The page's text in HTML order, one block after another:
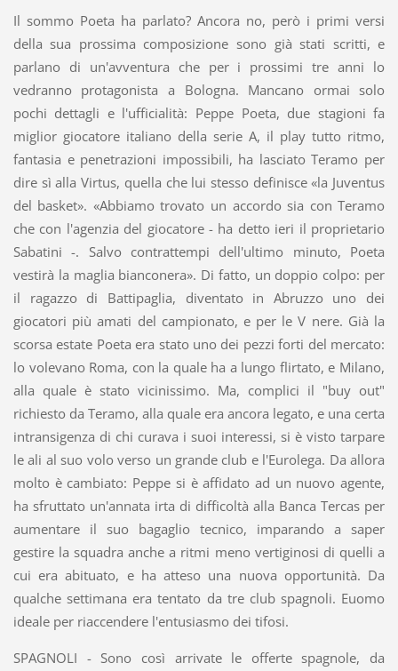
Il sommo Poeta ha parlato? Ancora no, però i primi versi
della sua prossima composizione sono già stati scritti, e
parlano di un'avventura che per i prossimi tre anni lo
vedranno protagonista a Bologna. Mancano ormai solo
pochi dettagli e l'ufficialità: Peppe Poeta, due stagioni fa
miglior giocatore italiano della serie A, il play tutto ritmo,
fantasia e penetrazioni impossibili, ha lasciato Teramo per
dire sì alla Virtus, quella che lui stesso definisce «la Juventus
del basket». «Abbiamo trovato un accordo sia con Teramo
che con l'agenzia del giocatore - ha detto ieri il proprietario
Sabatini -. Salvo contrattempi dell'ultimo minuto, Poeta
vestirà la maglia bianconera». Di fatto, un doppio colpo: per
il ragazzo di Battipaglia, diventato in Abruzzo uno dei
giocatori più amati del campionato, e per le V nere. Già la
scorsa estate Poeta era stato uno dei pezzi forti del mercato:
lo volevano Roma, con la quale ha a lungo flirtato, e Milano,
alla quale è stato vicinissimo. Ma, complici il "buy out"
richiesto da Teramo, alla quale era ancora legato, e una certa
intransigenza di chi curava i suoi interessi, si è visto tarpare
le ali al suo volo verso un grande club e l'Eurolega. Da allora
molto è cambiato: Peppe si è affidato ad un nuovo agente,
ha sfruttato un'annata irta di difficoltà alla Banca Tercas per
aumentare il suo bagaglio tecnico, imparando a saper
gestire la squadra anche a ritmi meno vertiginosi di quelli a
cui era abituato, e ha atteso una nuova opportunità. Da
qualche settimana era tentato da tre club spagnoli. Euomo
ideale per riaccendere l'entusiasmo dei tifosi.
SPAGNOLI - Sono così arrivate le offerte spagnole, da